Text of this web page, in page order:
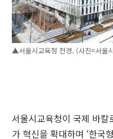
▲서울시교육청 전경. (사진=서울
서울시교육청이 국제 바칼
가 혁신을 확대하며 ‘한국